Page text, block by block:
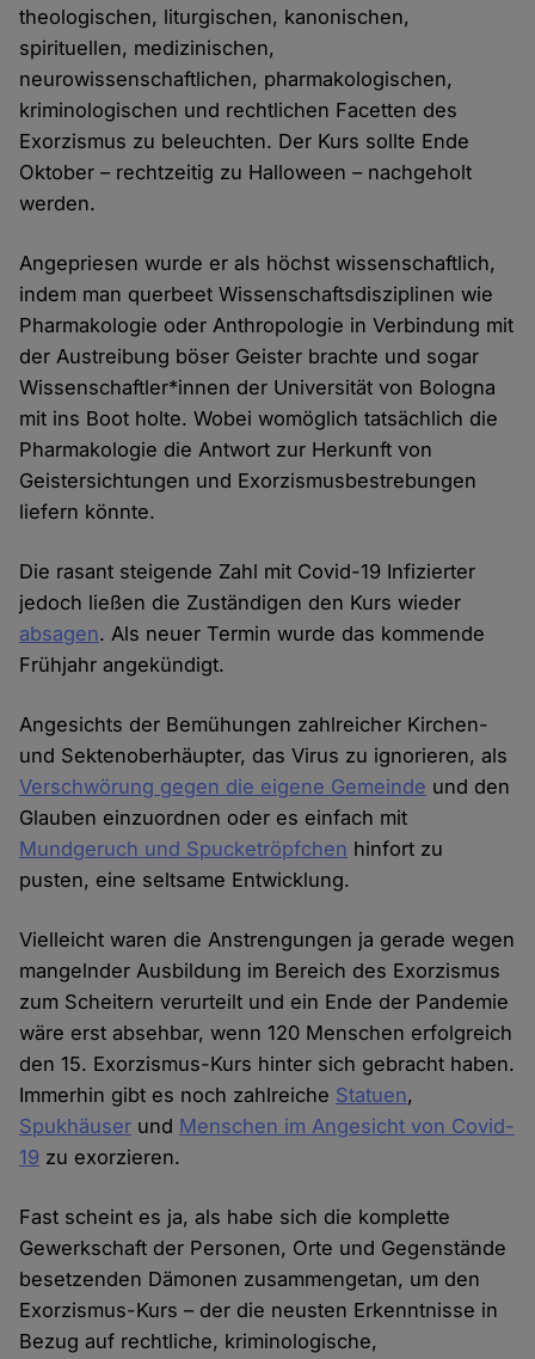
theologischen, liturgischen, kanonischen,
spirituellen, medizinischen,
neurowissenschaftlichen, pharmakologischen,
kriminologischen und rechtlichen Facetten des
Exorzismus zu beleuchten. Der Kurs sollte Ende
Oktober – rechtzeitig zu Halloween – nachgeholt
werden.
Angepriesen wurde er als höchst wissenschaftlich,
indem man querbeet Wissenschaftsdisziplinen wie
Pharmakologie oder Anthropologie in Verbindung mit
der Austreibung böser Geister brachte und sogar
Wissenschaftler*innen der Universität von Bologna
mit ins Boot holte. Wobei womöglich tatsächlich die
Pharmakologie die Antwort zur Herkunft von
Geistersichtungen und Exorzismusbestrebungen
liefern könnte.
Die rasant steigende Zahl mit Covid-19 Infizierter
jedoch ließen die Zuständigen den Kurs wieder
absagen. Als neuer Termin wurde das kommende
Frühjahr angekündigt.
Angesichts der Bemühungen zahlreicher Kirchen-
und Sektenoberhäupter, das Virus zu ignorieren, als
Verschwörung gegen die eigene Gemeinde und den
Glauben einzuordnen oder es einfach mit
Mundgeruch und Spucketröpfchen hinfort zu
pusten, eine seltsame Entwicklung.
Vielleicht waren die Anstrengungen ja gerade wegen
mangelnder Ausbildung im Bereich des Exorzismus
zum Scheitern verurteilt und ein Ende der Pandemie
wäre erst absehbar, wenn 120 Menschen erfolgreich
den 15. Exorzismus-Kurs hinter sich gebracht haben.
Immerhin gibt es noch zahlreiche Statuen,
Spukhäuser und Menschen im Angesicht von Covid-
19 zu exorzieren.
Fast scheint es ja, als habe sich die komplette
Gewerkschaft der Personen, Orte und Gegenstände
besetzenden Dämonen zusammengetan, um den
Exorzismus-Kurs – der die neusten Erkenntnisse in
Bezug auf rechtliche, kriminologische,